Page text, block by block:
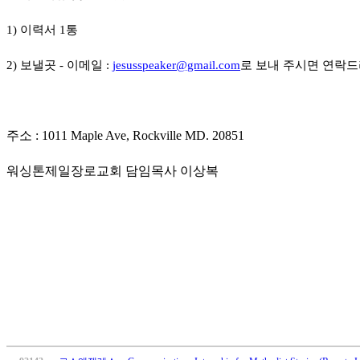
주
야
비
아
프
치
1) 이력서 1 통
2) 보낼곳 - 이메일 : jesusspeaker@gmail.com로 보내 주시면 연락
주소 : 1011 Maple Ave, Rockville MD. 20851
워싱톤제일장로교회 담임목사 이상복